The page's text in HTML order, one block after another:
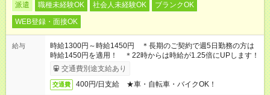
派遣 職種未経験OK 社会人未経験OK
ブランクOK
WEB登録・面接OK
給与
時給1300円～時給1450円 ＊長期のご契約で週5日勤務の方は
時給1450円を適用！ ＊22時からは時給が1.25倍にUPします！
交通費別途支給あり
交通費 400円/日支給 ★車・自転車・バイクOK！